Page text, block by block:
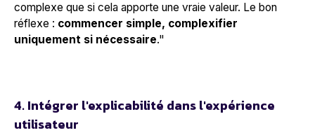
complexe que si cela apporte une vraie valeur. Le bon
réflexe : commencer simple, complexifier
uniquement si nécessaire."
4. Intégrer l'explicabilité dans l'expérience
utilisateur